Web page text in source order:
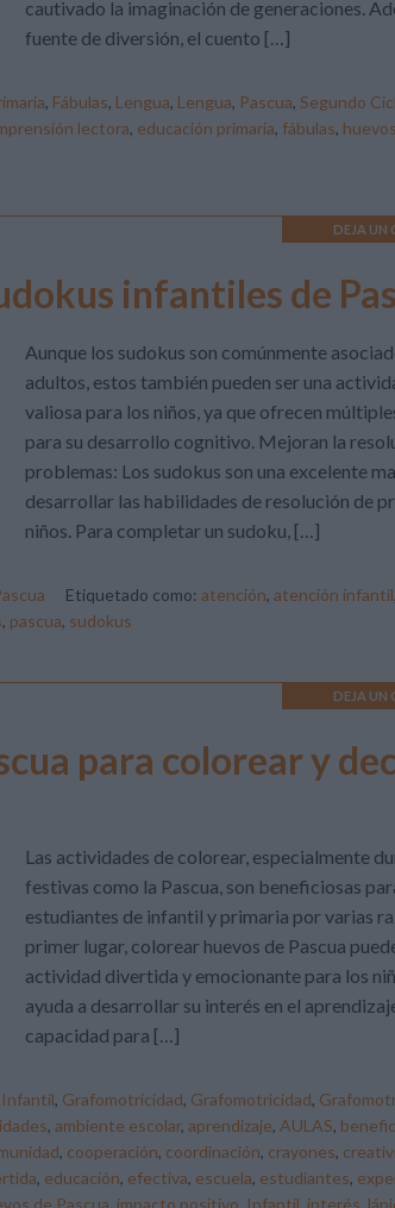
cautivado la imaginación de generaciones.
fuente de diversión, el cuento […]
, Fábulas, Lengua, Lengua, Pascua, Segundo
lectora, educación primaria, fábulas,
DEJA UN
infantiles de
Aunque los sudokus son comúnmente
adultos, estos también pueden ser una
valiosa para los niños, ya que ofrecen
para su desarrollo cognitivo. Mejoran la
problemas: Los sudokus son una excelente
desarrollar las habilidades de resolución de
niños. Para completar un sudoku, […]
Etiquetado como: atención, atención infantil
, pascua, sudokus
DEJA UN
para colorear y
Las actividades de colorear, especialmente
festivas como la Pascua, son beneficiosas
estudiantes de infantil y primaria por varias
primer lugar, colorear huevos de Pascua
actividad divertida y emocionante para los
ayuda a desarrollar su interés en el
capacidad para […]
Infantil, Grafomotricidad, Grafomotricidad,
, ambiente escolar, aprendizaje, AULAS,
, cooperación, coordinación, crayones,
, educación, efectiva, escuela, estudiantes,
de Pascua impacto positivo Infantil interés